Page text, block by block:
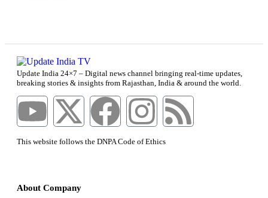
Update India 24×7 – Digital news channel bringing real-time updates,
breaking stories & insights from Rajasthan, India & around the world.
This website follows the DNPA Code of Ethics
About Company